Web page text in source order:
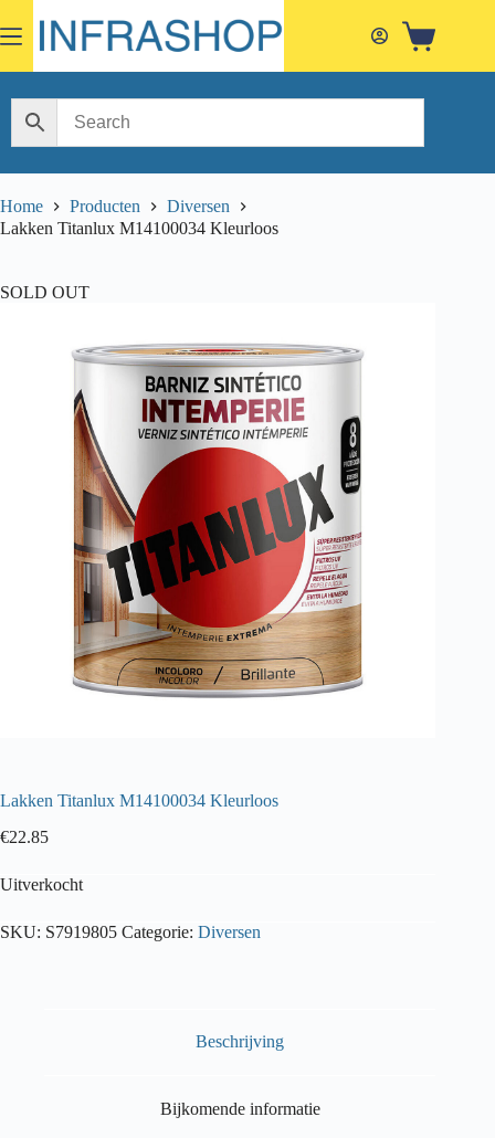
to
content
Shopping
Home Producten
Diversen
Lakken Titanlux M14100034 Kleurloos
SOLD OUT
Lakken Titanlux M14100034 Kleurloos
€22.85
Uitverkocht
SKU: S7919805 Categorie: Diversen
Beschrijving
Bijkomende informatie